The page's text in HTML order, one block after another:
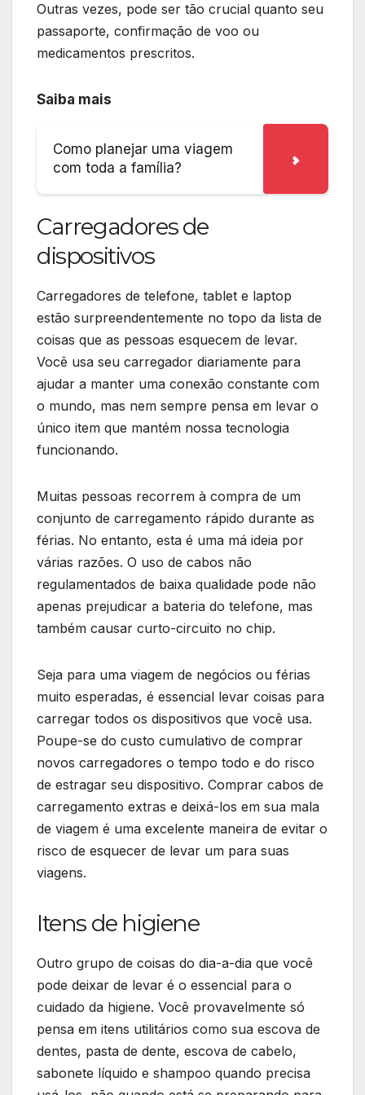
Outras vezes, pode ser tão crucial quanto seu
passaporte, confirmação de voo ou
medicamentos prescritos.
Saiba mais
Como planejar uma viagem
com toda a família?
Carregadores de
dispositivos
Carregadores de telefone, tablet e laptop
estão surpreendentemente no topo da lista de
coisas que as pessoas esquecem de levar.
Você usa seu carregador diariamente para
ajudar a manter uma conexão constante com
o mundo, mas nem sempre pensa em levar o
único item que mantém nossa tecnologia
funcionando.
Muitas pessoas recorrem à compra de um
conjunto de carregamento rápido durante as
férias. No entanto, esta é uma má ideia por
várias razões. O uso de cabos não
regulamentados de baixa qualidade pode não
apenas prejudicar a bateria do telefone, mas
também causar curto-circuito no chip.
Seja para uma viagem de negócios ou férias
muito esperadas, é essencial levar coisas para
carregar todos os dispositivos que você usa.
Poupe-se do custo cumulativo de comprar
novos carregadores o tempo todo e do risco
de estragar seu dispositivo. Comprar cabos de
carregamento extras e deixá-los em sua mala
de viagem é uma excelente maneira de evitar o
risco de esquecer de levar um para suas
viagens.
Itens de higiene
Outro grupo de coisas do dia-a-dia que você
pode deixar de levar é o essencial para o
cuidado da higiene. Você provavelmente só
pensa em itens utilitários como sua escova de
dentes, pasta de dente, escova de cabelo,
sabonete líquido e shampoo quando precisa